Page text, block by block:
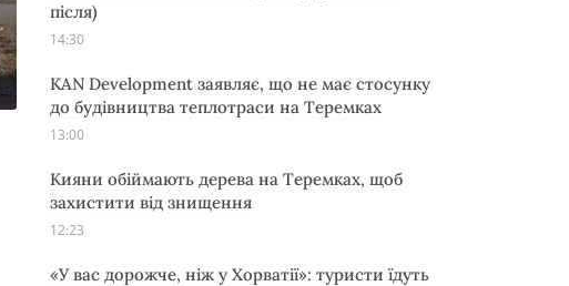
після)
14:30
KAN Development заявляє, що не має стосунку
до будівництва теплотраси на Теремках
13:00
Кияни обіймають дерева на Теремках, щоб
захистити від знищення
12:23
«У вас дорожче, ніж у Хорватії»: туристи їдуть